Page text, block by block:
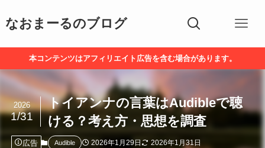
なおまーるのブログ
本コンテンツはアフィリエイト広告を含む場合があります。
トイアンナの言葉はAudibleで聴
ける？考え方・思想を調査
2026
1/31
広告 Audible 2026年1月29日 2026年1月31日